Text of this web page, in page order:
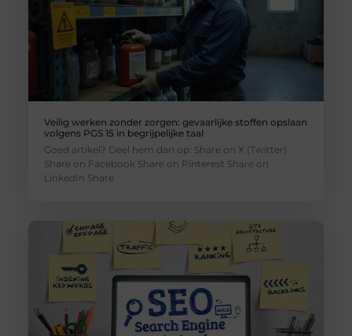
Veilig werken zonder zorgen: gevaarlijke stoffen opslaan
volgens PGS 15 in begrijpelijke taal
Goed artikel? Deel hem dan op: Share on X (Twitter)
Share on Facebook Share on Pinterest Share on
LinkedIn Share